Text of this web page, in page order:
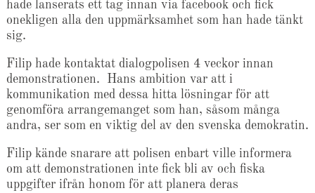
hade lanserats ett tag innan via facebook och fick
onekligen alla den uppmärksamhet som han hade tänkt
sig.
Filip hade kontaktat dialogpolisen 4 veckor innan
demonstrationen. Hans ambition var att i
kommunikation med dessa hitta lösningar för att
genomföra arrangemanget som han, såsom många
andra, ser som en viktig del av den svenska demokratin.
Filip kände snarare att polisen enbart ville informera
om att demonstrationen inte fick bli av och fiska
uppgifter ifrån honom för att planera deras